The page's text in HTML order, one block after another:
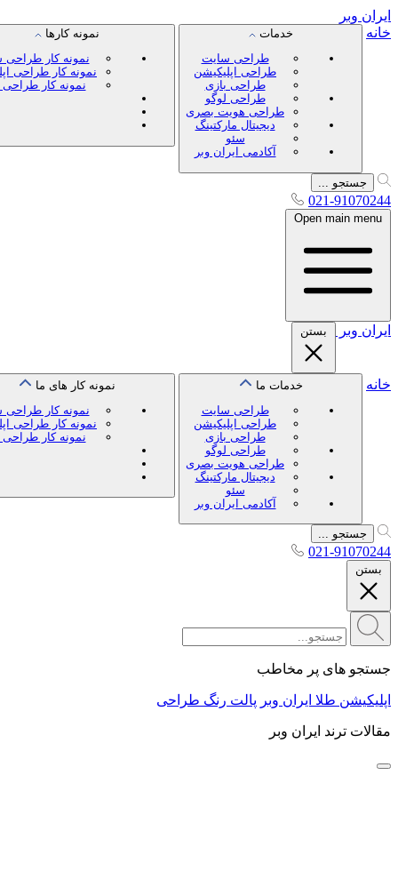
ایران وبر
خانه
خدمات
طراحی سایت
طراحی اپلیکیشن
طراحی بازی
طراحی لوگو
طراحی هویت بصری
دیجیتال مارکتینگ
سئو
آکادمی ایران وبر
نمونه کارها
نمونه کار
نمونه کار طراحی
نمونه کار طراحی
جستجو ...
021-91070244
Open main menu
ایران وبر بستن
خانه
خدمات ما
طراحی سایت
طراحی اپلیکیشن
طراحی بازی
طراحی لوگو
طراحی هویت بصری
دیجیتال مارکتینگ
سئو
آکادمی ایران وبر
نمونه کار های ما
نمونه کار
نمونه کار طراحی
نمونه کار طراحی
جستجو ...
021-91070244
بستن
جستجو های پر مخاطب
اپلیکیشن طلا ایران وبر پالت رنگ طراحی
مقالات ترند ایران وبر